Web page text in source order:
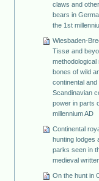
claws and
bears in
the 1st
Wiesbaden-
Tissø and
bones of wild
continental
Scandinavian
power in parts
millennium AD
Continental
hunting lodges
parks seen in
medieval
On the hunt in